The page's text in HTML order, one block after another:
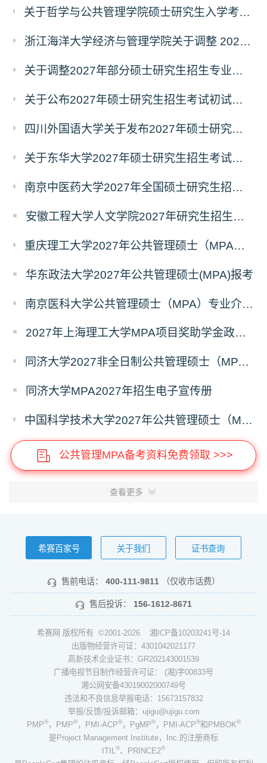
关于哲学与公共管理学院硕士研究生入学考试（初试） 考试科目及参考书目变更的通知（二）
浙江海洋大学经济与管理学院关于调整 2027年硕士研究生招生考试初试科目的公告
关于调整2027年部分硕士研究生招生专业初试考试科目的公告（持续更新中）
关于公布2027年硕士研究生招生考试初试自命题科目考试大纲的通知
四川外国语大学关于发布2027年硕士研究生招生考试自命题科目大纲的公告
关于东华大学2027年硕士研究生招生考试（初试）招生目录拟调整公告（一）
南京中医药大学2027年全国硕士研究生招生考试初试自命题科目考试内容及参考书目
安徽工程大学人文学院2027年研究生招生简章
重庆理工大学2027年公共管理硕士（MPA）专业学位研究生（双证）报考
华东政法大学2027年公共管理硕士(MPA)报考
南京医科大学公共管理硕士（MPA）专业介绍（2027年）
2027年上海理工大学MPA项目奖助学金政策发布
同济大学2027非全日制公共管理硕士（MPA）奖学金方案
同济大学MPA2027年招生电子宣传册
中国科学技术大学2027年公共管理硕士（MPA）专业学位研究生招生通知
公共管理MPA备考资料免费领取 >>>
查看更多
希赛百家号 关于我们 证书查询
售前电话： 400-111-9811 （仅收市话费）
售后投诉： 156-1612-8671
希赛网 版权所有 ©2001-2026 湘ICP备10203241号-14
出版物经营许可证：4301042021177
高新技术企业证书：GR202143001539
广播电视节目制作经营许可证： (湘)字00833号
湘公网安备43019002000749号
违法和不良信息举报电话：15673157832
举报/反馈/投诉邮箱：ujigu@ujigu.com
PMP®，PMP®，PMI-ACP®，PgMP®，PMI-ACP®和PMBOK®
是Project Management Institute，Inc.的注册商标
ITIL®、PRINCE2®